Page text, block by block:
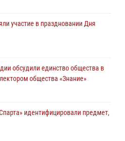
участие в праздновании Дня
обсудили единство общества в
общества «Знание»
идентифицировали предмет,